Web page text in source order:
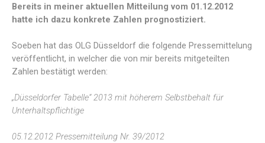
Bereits in meiner aktuellen Mitteilung vom 01.12.2012
hatte ich dazu konkrete Zahlen prognostiziert.
Soeben hat das OLG Düsseldorf die folgende Pressemittelung
veröffentlicht, in welcher die von mir bereits mitgeteilten
Zahlen bestätigt werden:
„Düsseldorfer Tabelle“ 2013 mit höherem Selbstbehalt für
Unterhaltspflichtige
05.12.2012 Pressemitteilung Nr. 39/2012